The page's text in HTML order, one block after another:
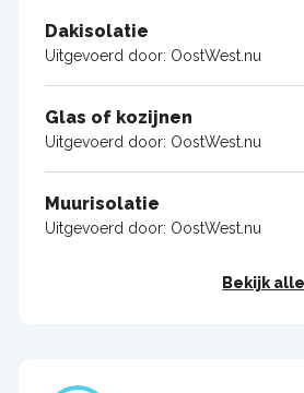
Dakisolatie
Uitgevoerd door: OostWest.nu
Glas of kozijnen
Uitgevoerd door: OostWest.nu
Muurisolatie
Uitgevoerd door: OostWest.nu
Bekijk